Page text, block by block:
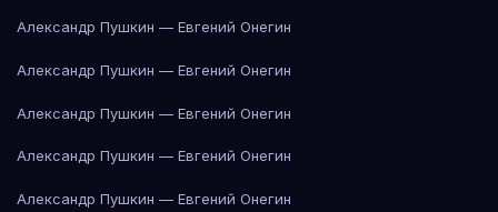
Александр Пушкин — Евгений Онегин
Александр Пушкин — Евгений Онегин
Александр Пушкин — Евгений Онегин
Александр Пушкин — Евгений Онегин
Александр Пушкин — Евгений Онегин